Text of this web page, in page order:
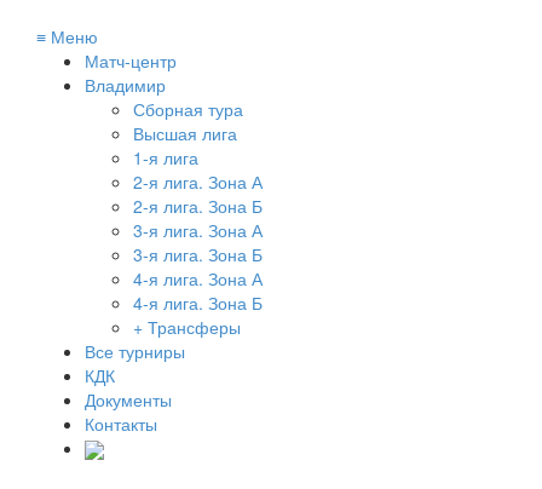
≡ Меню
Матч-центр
Владимир
Сборная тура
Высшая лига
1-я лига
2-я лига. Зона А
2-я лига. Зона Б
3-я лига. Зона А
3-я лига. Зона Б
4-я лига. Зона А
4-я лига. Зона Б
+ Трансферы
Все турниры
КДК
Документы
Контакты